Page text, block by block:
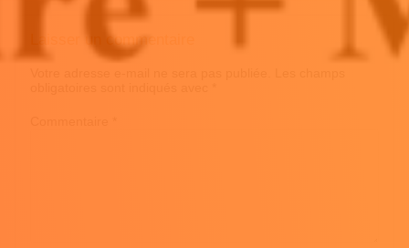
Laisser un commentaire